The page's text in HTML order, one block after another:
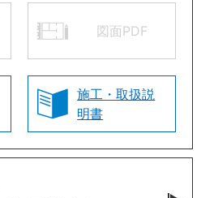
図面PDF
施工・取扱説
明書